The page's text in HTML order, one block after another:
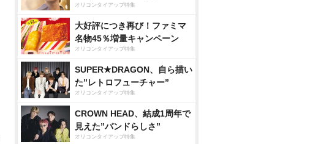
オリコンタイアップ特集
大好評につき再び！ファミマ
名物45％増量キャンペーン
オリコンタイアップ特集
SUPER★DRAGON、自ら描い
た”レトロフューチャー”
オリコンタイアップ特集
CROWN HEAD、結成1周年で
見えた”バンドらしさ”
オリコンタイアップ特集